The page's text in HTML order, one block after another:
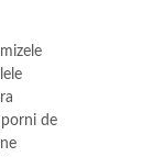
de